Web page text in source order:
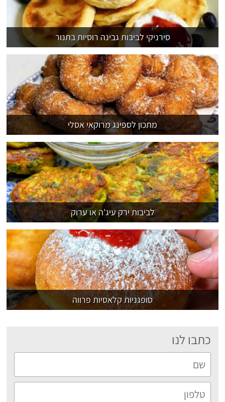
סירניקי לביבות גבינה רוסיות בתנור
מתכון לספינג מרוקאי אסלי
לביבות ירק עיג'ה או ערוק
סופגניות קלאסיות פרווה
כתבו לנו